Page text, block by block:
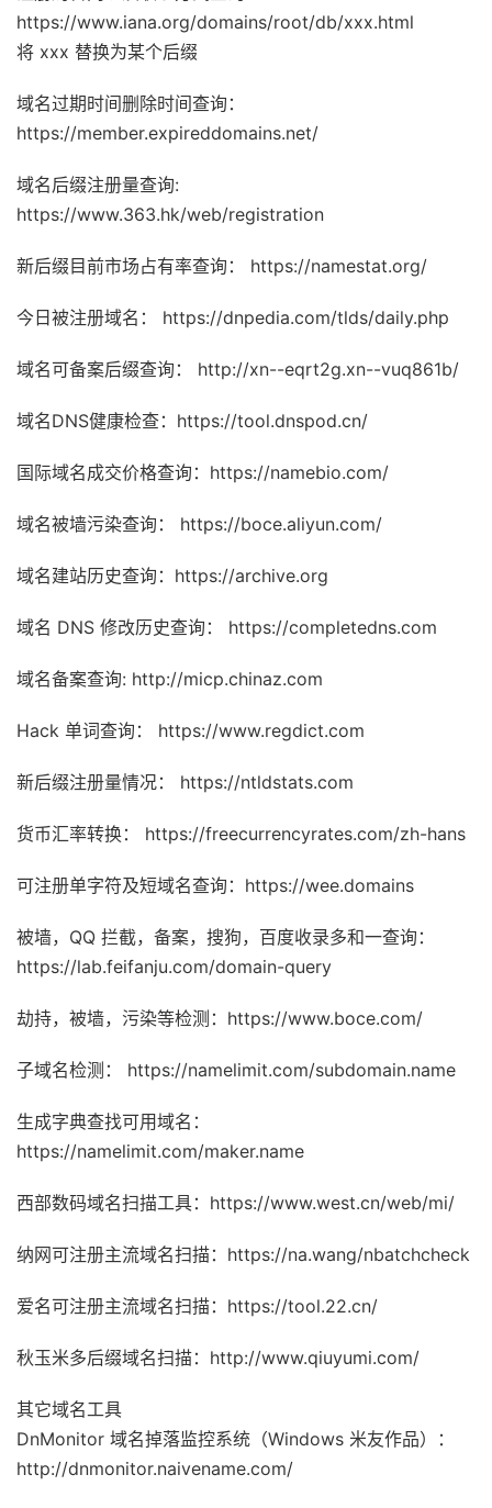
https://www.iana.org/domains/root/db/xxx.html
将 xxx 替换为某个后缀
域名过期时间删除时间查询：
https://member.expireddomains.net/
域名后缀注册量查询:
https://www.363.hk/web/registration
新后缀目前市场占有率查询： https://namestat.org/
今日被注册域名： https://dnpedia.com/tlds/daily.php
域名可备案后缀查询： http://xn--eqrt2g.xn--vuq861b/
域名DNS健康检查：https://tool.dnspod.cn/
国际域名成交价格查询：https://namebio.com/
域名被墙污染查询： https://boce.aliyun.com/
域名建站历史查询：https://archive.org
域名 DNS 修改历史查询： https://completedns.com
域名备案查询: http://micp.chinaz.com
Hack 单词查询： https://www.regdict.com
新后缀注册量情况： https://ntldstats.com
货币汇率转换： https://freecurrencyrates.com/zh-hans
可注册单字符及短域名查询：https://wee.domains
被墙，QQ 拦截，备案，搜狗，百度收录多和一查询：
https://lab.feifanju.com/domain-query
劫持，被墙，污染等检测：https://www.boce.com/
子域名检测： https://namelimit.com/subdomain.name
生成字典查找可用域名：
https://namelimit.com/maker.name
西部数码域名扫描工具：https://www.west.cn/web/mi/
纳网可注册主流域名扫描：https://na.wang/nbatchcheck
爱名可注册主流域名扫描：https://tool.22.cn/
秋玉米多后缀域名扫描：http://www.qiuyumi.com/
其它域名工具
DnMonitor 域名掉落监控系统（Windows 米友作品）：
http://dnmonitor.naivename.com/